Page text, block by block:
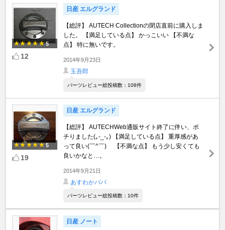
5
12
日産 エルグランド
【総評】 AUTECH Collectionの閉店直前に購入しま
した。 【満足している点】 かっこいい 【不満な
点】 特に無いです。
2014年9月23日
玉吾郎
パーツレビュー総投稿数：108件
5
19
日産 エルグランド
【総評】 AUTECHWeb通販サイト終了に伴い、ポ
チりました(｡-_-｡) 【満足している点】 重厚感があ
って良い(￣^￣)ゞ 【不満な点】 もう少し安くても
良いかなと…。
2014年9月21日
あすわかパパ
パーツレビュー総投稿数：10件
日産 ノート